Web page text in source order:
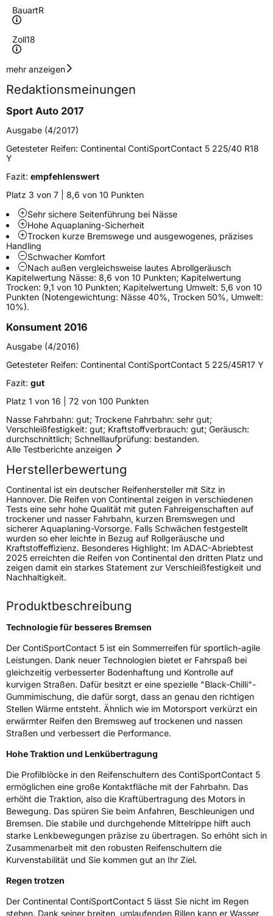
BauartR
Zoll18
Geschwindigkeitsindex
Höchstgeschwindigkeit
300 km/h
Lastindex84
Höchstlast500 kg
Generelle Merkmale
FahrzeugtypPKW
VerwendungSommerreifen
Modellname
FahrzeugartPKW & SUV
Weitere Eigenschaften
Schlauchtyp TL
Verstärkt
FelgenschutzFR
EU Label
EffizienzD
NasshaftungA
Rollgeräusch (Klasse)B
Rollgeräusch (dB)72
Fahrzeugklasse
3PMSF / Schneeflockensymbol / Alpine-Symbol
EPREL ID483487
Allgemeine Produktsicherheit (GPSR)
HerstellerkontaktContinental Reifen Deutschland GmbH
Continental-Plaza 1 30173 Hannover
Deutschland,
customerservice_tires@conti.de
mehr anzeigen
Redaktionsmeinungen
Sport Auto 2017
Ausgabe (4/2017)
Getesteter Reifen: Continental ContiSportContact 5 225/40 R18
Y
Fazit: empfehlenswert
Platz 3 von 7 | 8,6 von 10 Punkten
Sehr sichere Seitenführung bei Nässe
Hohe Aquaplaning-Sicherheit
Trocken kurze Bremswege und ausgewogenes, präzises
Handling
Schwacher Komfort
Nach außen vergleichsweise lautes Abrollgeräusch
Kapitelwertung Nässe: 8,6 von 10 Punkten; Kapitelwertung
Trocken: 9,1 von 10 Punkten; Kapitelwertung Umwelt: 5,6 von 10
Punkten (Notengewichtung: Nässe 40%, Trocken 50%, Umwelt:
10%).
Konsument 2016
Ausgabe (4/2016)
Getesteter Reifen: Continental ContiSportContact 5 225/45R17 Y
Fazit: gut
Platz 1 von 16 | 72 von 100 Punkten
Nasse Fahrbahn: gut; Trockene Fahrbahn: sehr gut;
Verschleißfestigkeit: gut; Kraftstoffverbrauch: gut; Geräusch:
durchschnittlich; Schnelllaufprüfung: bestanden.
Alle Testberichte anzeigen
Herstellerbewertung
Continental ist ein deutscher Reifenhersteller mit Sitz in
Hannover. Die Reifen von Continental zeigen in verschiedenen
Tests eine sehr hohe Qualität mit guten Fahreigenschaften auf
trockener und nasser Fahrbahn, kurzen Bremswegen und
sicherer Aquaplaning-Vorsorge. Falls Schwächen festgestellt
wurden so eher leichte in Bezug auf Rollgeräusche und
Kraftstoffeffizienz. Besonderes Highlight: Im ADAC-Abriebtest
2025 erreichten die Reifen von Continental den dritten Platz und
zeigen damit ein starkes Statement zur Verschleißfestigkeit und
Nachhaltigkeit.
Produktbeschreibung
Technologie für besseres Bremsen
Der ContiSportContact 5 ist ein Sommerreifen für sportlich-agile
Leistungen. Dank neuer Technologien bietet er Fahrspaß bei
gleichzeitig verbesserter Bodenhaftung und Kontrolle auf
kurvigen Straßen. Dafür besitzt er eine spezielle "Black-Chilli"-
Gummimischung, die dafür sorgt, dass an genau den richtigen
Stellen Wärme entsteht. Ähnlich wie im Motorsport verkürzt ein
erwärmter Reifen den Bremsweg auf trockenen und nassen
Straßen und verbessert die Performance.
Hohe Traktion und Lenkübertragung
Die Profilblöcke in den Reifenschultern des ContiSportContact 5
ermöglichen eine große Kontaktfläche mit der Fahrbahn. Das
erhöht die Traktion, also die Kraftübertragung des Motors in
Bewegung. Das spüren Sie beim Anfahren, Beschleunigen und
Bremsen. Die stabile und durchgehende Mittelrippe hilft auch
starke Lenkbewegungen präzise zu übertragen. So erhöht sich in
Zusammenarbeit mit den robusten Reifenschultern die
Kurvenstabilität und Sie kommen gut an Ihr Ziel.
Regen trotzen
Der Continental ContiSportContact 5 lässt Sie nicht im Regen
stehen. Dank seiner breiten, umlaufenden Rillen kann er Wasser